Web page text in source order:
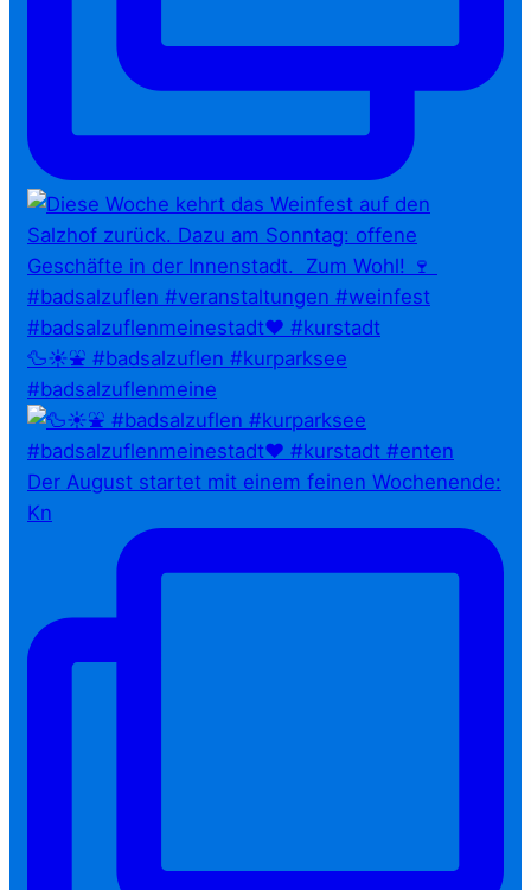
🦆☀️⛲ #badsalzuflen #kurparksee
#badsalzuflenmeine
Der August startet mit einem feinen Wochenende:
Kn